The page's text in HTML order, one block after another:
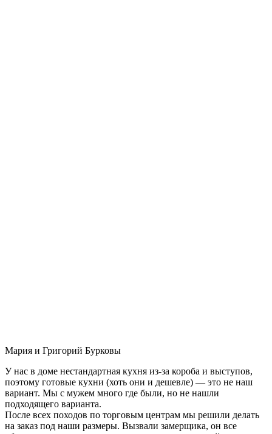
Мария и Григорий Бурковы
У нас в доме нестандартная кухня из-за короба и выступов,
поэтому готовые кухни (хоть они и дешевле) — это не наш
вариант. Мы с мужем много где были, но не нашли
подходящего варианта.
После всех походов по торговым центрам мы решили делать
на заказ под наши размеры. Вызвали замерщика, он все